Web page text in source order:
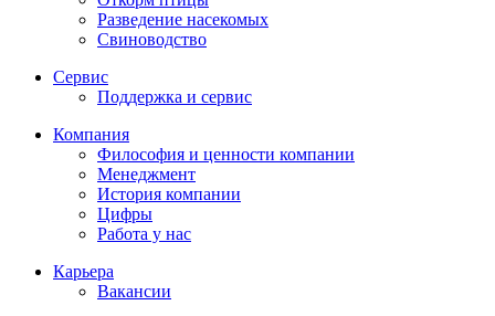
Разведение насекомых
Свиноводство
Сервис
Поддержка и сервис
Компания
Философия и ценности компании
Менеджмент
История компании
Цифры
Работа у нас
Карьера
Вакансии